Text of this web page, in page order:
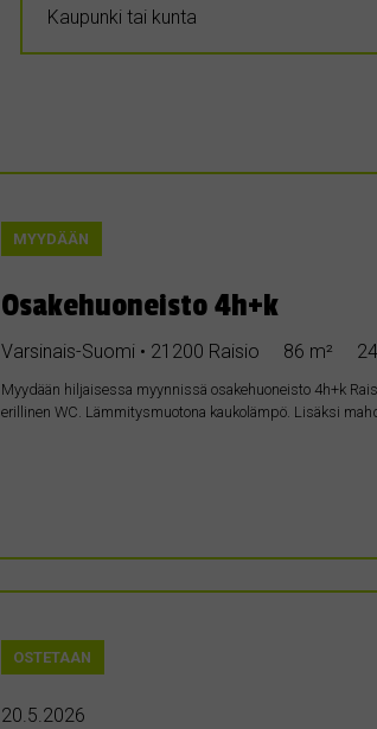
MYYDÄÄN
Osakehuoneisto 4h+k
Varsinais-Suomi • 21200 Raisio 86 m²
Myydään hiljaisessa myynnissä osakehuoneisto 4h+k
erillinen WC. Lämmitysmuotona kaukolämpö. Lisäksi
OSTETAAN
20.5.2026